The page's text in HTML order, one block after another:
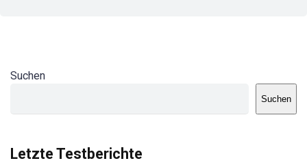
Suchen
Suchen
Letzte Testberichte